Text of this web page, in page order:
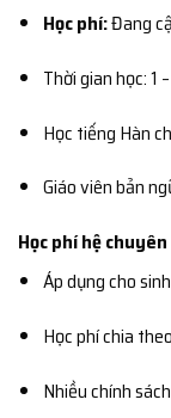
Học phí:Đang
Thời gian học: 1
Học tiếng Hàn
Giáo viên bản
Học phí hệ
Áp dụng cho
Học phí chia
Nhiều chính